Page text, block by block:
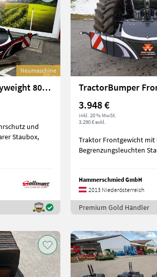
Neumaschine
TractorBumper Safetyweight 800kg Unterfahrschutz
und
Staubox,
3.948 €
inkl. 20 % MwSt.
3.290 € exkl.
Traktor Frontgewicht
Begrenzungsleuchten
Hammerschmied GmbH
2013 Niederösterreich
Premium Gold Händler